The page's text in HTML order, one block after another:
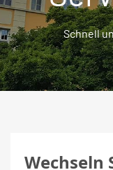
Schnell
Wechseln